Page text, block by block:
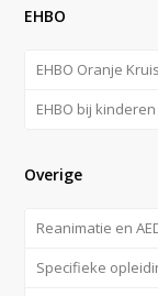
EHBO
EHBO Oranje Kruis
EHBO bij kinderen
Overige
Reanimatie en
Specifieke